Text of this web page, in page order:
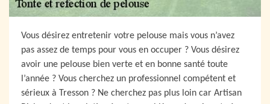
Vous désirez entretenir votre pelouse mais vous n’avez
pas assez de temps pour vous en occuper ? Vous désirez
avoir une pelouse bien verte et en bonne santé toute
l’année ? Vous cherchez un professionnel compétent et
sérieux à Tresson ? Ne cherchez pas plus loin car Artisan